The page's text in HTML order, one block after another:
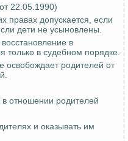
22.05.1990)
правах допускается, если
дети не усыновлены.
в
только в судебном порядке.
освобождает родителей от
отношении родителей
и оказывать им